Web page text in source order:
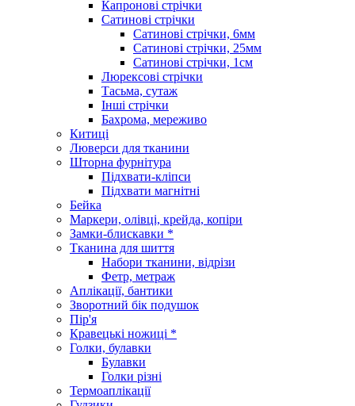
Капронові стрічки
Сатинові стрічки
Сатинові стрічки, 6мм
Сатинові стрічки, 25мм
Сатинові стрічки, 1см
Люрексові стрічки
Тасьма, сутаж
Інші стрічки
Бахрома, мереживо
Китиці
Люверси для тканини
Шторна фурнітура
Підхвати-кліпси
Підхвати магнітні
Бейка
Маркери, олівці, крейда, копіри
Замки-блискавки *
Тканина для шиття
Набори тканини, відрізи
Фетр, метраж
Аплікації, бантики
Зворотний бік подушок
Пір'я
Кравецькі ножиці *
Голки, булавки
Булавки
Голки різні
Термоаплікації